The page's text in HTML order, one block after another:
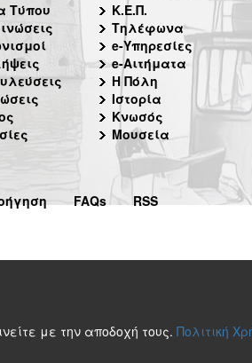
Τύπου
Κ.Ε.Π.
Τηλέφωνα
e-Υπηρεσίες
e-Αιτήματα
Η Πόλη
Ιστορία
Κνωσός
Μουσεία
FAQs RSS
με την αποδοχή τους. Πολιτική